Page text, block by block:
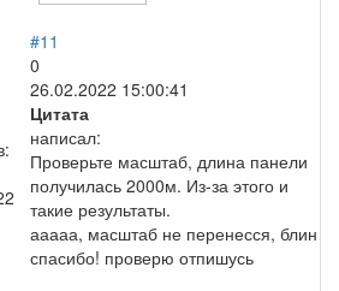
#11
0
26.02.2022 15:00:41
Цитата
написал:
Проверьте масштаб, длина панели
получилась 2000м. Из-за этого и
такие результаты.
ааааа, масштаб не перенесся, блин
спасибо! проверю отпишусь